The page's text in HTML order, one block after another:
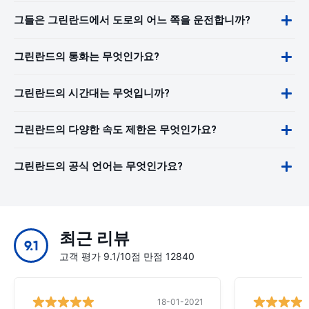
그들은 그린란드에서 도로의 어느 쪽을 운전합니까?
그린란드의 통화는 무엇인가요?
그린란드의 시간대는 무엇입니까?
그린란드의 다양한 속도 제한은 무엇인가요?
그린란드의 공식 언어는 무엇인가요?
9.1 최근 리뷰
고객 평가 9.1/10점 만점 12840
18-01-2021